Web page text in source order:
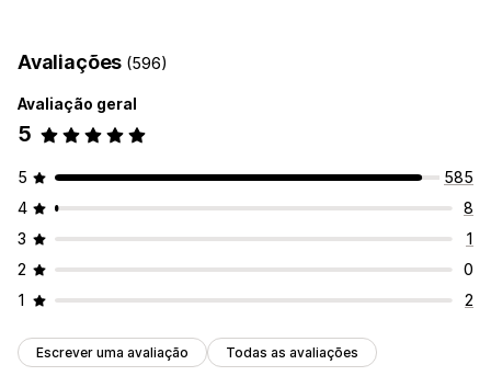
Página de agradecimento de venda superior
Suplementos com um clique
HTML personalizado
Ofertas gratuitas
Suplementos de produtos
Frequentemente comprados em conjunto Pacotes
Descontos de volume
Análise de dados
Avaliações (596)
Avaliação geral
5
5
585
4
8
3
1
2
0
1
2
Escrever uma avaliação Todas as avaliações